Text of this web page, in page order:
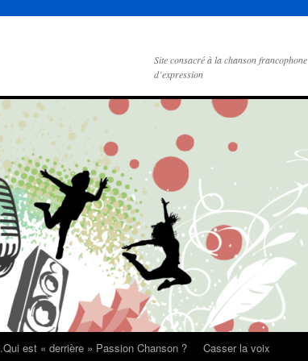
Site consacré à la chanson francophone
d’expression
.Qui est « derrière » Passion Chanson ?
Casser la voix